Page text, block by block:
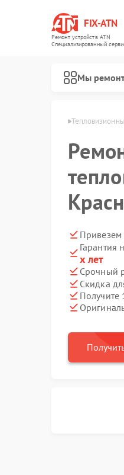
FIX-ATN
Ремонт устройств ATN
Специализированный
Мы
ATN в Краснодаре
Привезем
Гарантия
х лет
Срочный
Скидка
Получите